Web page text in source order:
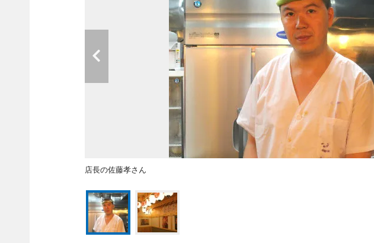
店長の佐藤孝さん